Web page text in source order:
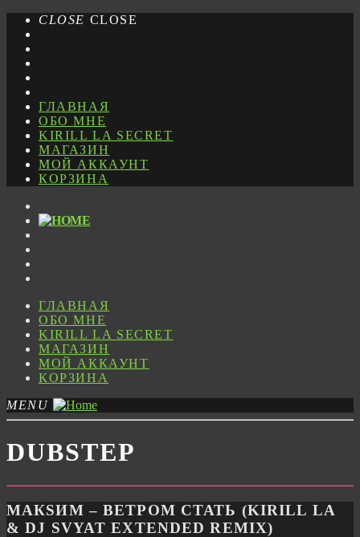
CLOSE CLOSE
ГЛАВНАЯ
ОБО МНЕ
KIRILL LA SECRET
МАГАЗИН
МОЙ АККАУНТ
КОРЗИНА
ГЛАВНАЯ
ОБО МНЕ
KIRILL LA SECRET
МАГАЗИН
МОЙ АККАУНТ
КОРЗИНА
MENU
DUBSTEP
МАКSИМ – ВЕТРОМ СТАТЬ (KIRILL LA
& DJ SVYAT EXTENDED REMIX)